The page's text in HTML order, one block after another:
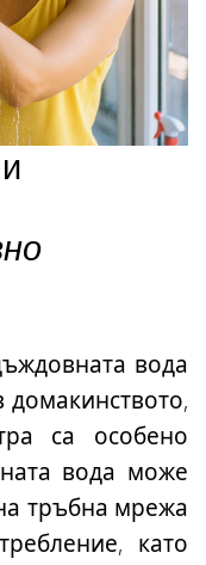
вода
са особено
вода може
тръбна мрежа
като